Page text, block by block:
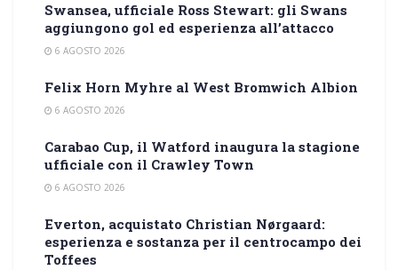
Swansea, ufficiale Ross Stewart: gli Swans
aggiungono gol ed esperienza all’attacco
6 AGOSTO 2026
Felix Horn Myhre al West Bromwich Albion
6 AGOSTO 2026
Carabao Cup, il Watford inaugura la stagione
ufficiale con il Crawley Town
6 AGOSTO 2026
Everton, acquistato Christian Nørgaard:
esperienza e sostanza per il centrocampo dei
Toffees